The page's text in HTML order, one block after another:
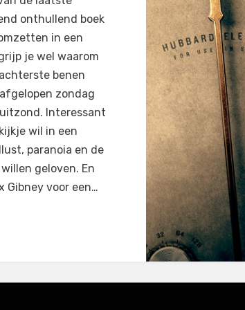
the
Prison
of
Belief
(2015)
onthullend boek
in een
je wel waarom
achterste benen
zondag
Interessant
wil in een
paranoia en de
geloven. En
Gibney voor een…